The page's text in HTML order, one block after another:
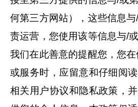
何第三方网站），这些信息
责运营，您使用该等信息与/
我们在此善意的提醒您，您
或服务时，应留意和仔细阅
相关用户协议和隐私政策，